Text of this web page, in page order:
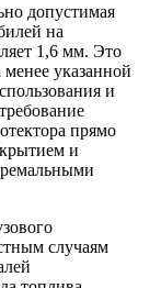
допустимая
на
1,6 мм. Это
указанной
и
прямо
и
случаям